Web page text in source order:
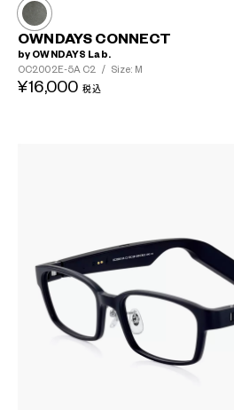
OWNDAYS CONNECT
by OWNDAYS Lab.
OC2002E-5A C2 / Size: M
¥16,000 税込